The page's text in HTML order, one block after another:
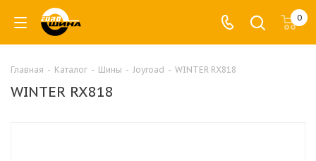
0
Главная - Каталог - Шины - Joyroad - WINTER RX818
WINTER RX818